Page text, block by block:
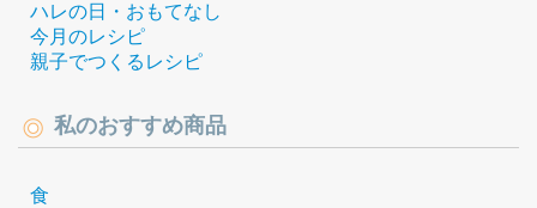
ハレの日・おもてなし
今月のレシピ
親子でつくるレシピ
私のおすすめ商品
食